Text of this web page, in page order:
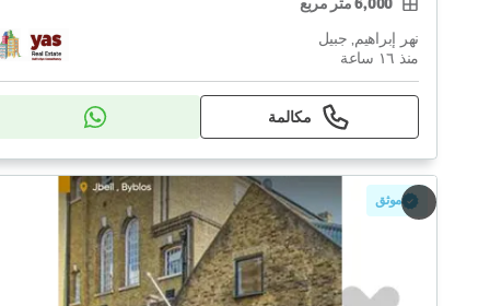
نهر إبراهيم, جبيل
منذ ١٦ ساعة
مكالمة
موثق